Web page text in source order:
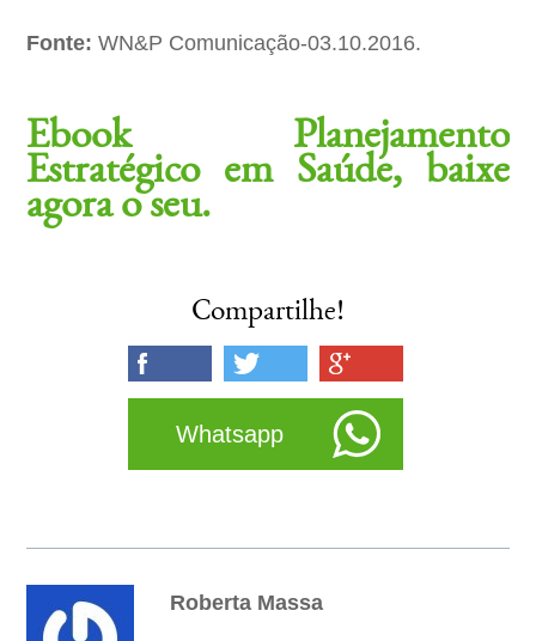
Fonte:WN&P Comunicação-03.10.2016.
Ebook Planejamento
Estratégico em Saúde, baixe
agora o seu.
Compartilhe!
Whatsapp
Roberta Massa